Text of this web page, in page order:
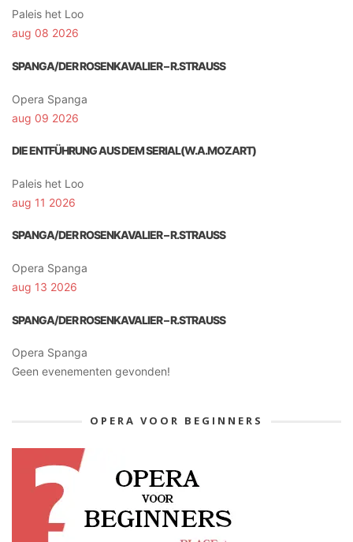
Paleis het Loo
aug 08 2026
SPANGA/DER ROSENKAVALIER – R.STRAUSS
Opera Spanga
aug 09 2026
DIE ENTFÜHRUNG AUS DEM SERIAL(W.A.MOZART)
Paleis het Loo
aug 11 2026
SPANGA/DER ROSENKAVALIER – R.STRAUSS
Opera Spanga
aug 13 2026
SPANGA/DER ROSENKAVALIER – R.STRAUSS
Opera Spanga
Geen evenementen gevonden!
OPERA VOOR BEGINNERS